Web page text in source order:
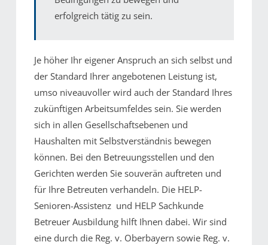
erfolgreich tätig zu sein.
Je höher Ihr eigener Anspruch an sich selbst und
der Standard Ihrer angebotenen Leistung ist,
umso niveauvoller wird auch der Standard Ihres
zukünftigen Arbeitsumfeldes sein. Sie werden
sich in allen Gesellschaftsebenen und
Haushalten mit Selbstverständnis bewegen
können. Bei den Betreuungsstellen und den
Gerichten werden Sie souverän auftreten und
für Ihre Betreuten verhandeln. Die HELP-
Senioren-Assistenz und HELP Sachkunde
Betreuer Ausbildung hilft Ihnen dabei. Wir sind
eine durch die Reg. v. Oberbayern sowie Reg. v.